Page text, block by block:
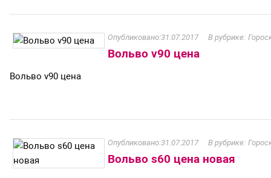
31.07.2017
Вольво v90 цена
Вольво v90 цена
31.07.2017
Вольво s60 цена новая